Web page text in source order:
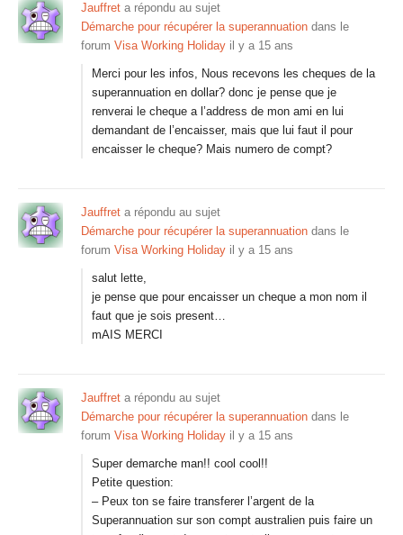
Jauffret a répondu au sujet
Démarche pour récupérer la superannuation dans le
forum Visa Working Holiday il y a 15 ans
Merci pour les infos, Nous recevons les cheques de la
superannuation en dollar? donc je pense que je
renverai le cheque a l’address de mon ami en lui
demandant de l’encaisser, mais que lui faut il pour
encaisser le cheque? Mais numero de compt?
Jauffret a répondu au sujet
Démarche pour récupérer la superannuation dans le
forum Visa Working Holiday il y a 15 ans
salut lette,
je pense que pour encaisser un cheque a mon nom il
faut que je sois present…
mAIS MERCI
Jauffret a répondu au sujet
Démarche pour récupérer la superannuation dans le
forum Visa Working Holiday il y a 15 ans
Super demarche man!! cool cool!!
Petite question:
– Peux ton se faire transferer l’argent de la
Superannuation sur son compt australien puis faire un